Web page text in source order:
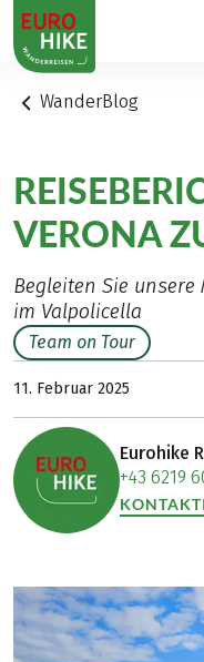
1
WanderBlog
VERONA
Begleiten Sie
im Valpolicella
Team on Tour
11. Februar 2025
Eurohike
+43 6219